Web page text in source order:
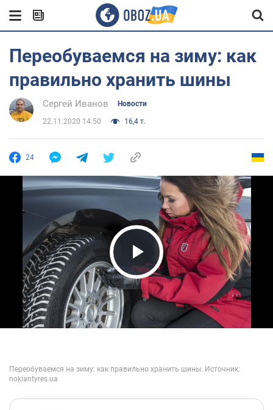
Переобуваемся на зиму: как
правильно хранить шины
Сергей Иванов Новости
22.11.2020 14:50 16,4 т.
24
Play Video